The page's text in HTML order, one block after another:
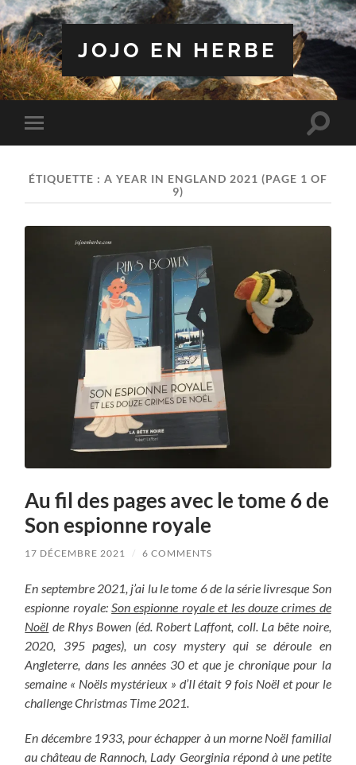
JOJO EN HERBE
Toggle
mobile
Toggle
ÉTIQUETTE : A YEAR IN ENGLAND 2021 (PAGE 1 OF
9)
Au fil des pages avec le tome 6 de
Son espionne royale
17 DÉCEMBRE 2021 / 6 COMMENTS
En septembre 2021, j’ai lu le tome 6 de la série livresque Son
espionne royale:Son espionne royale et les douze crimes de
Noël de Rhys Bowen (éd. Robert Laffont, coll. La bête noire,
2020, 395 pages), un cosy mystery qui se déroule en
Angleterre, dans les années 30 et que je chronique pour la
semaine « Noëls mystérieux » d’Il était 9 fois Noël et pour le
challenge Christmas Time 2021.
En décembre 1933, pour échapper à un morne Noël familial
au château de Rannoch, Lady Georginia répond à une petite